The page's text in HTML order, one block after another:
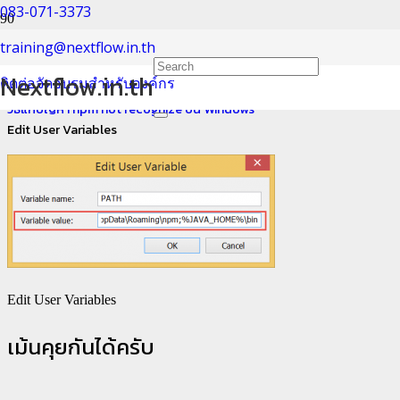
083-071-3373
training@nextflow.in.th
ติดต่อจัดอบรมสำหรับองค์กร
Nextflow.in.th
Edit User Variables
Home
วิธีแก้ปัญหา npm not recognize บน Windows
Edit User Variables
Edit User Variables
เม้นคุยกันได้ครับ